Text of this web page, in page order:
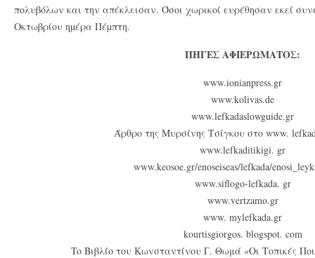
πολυβόλων και την απέκλεισαν. Όσοι χωρικοί ευρέθησαν εκεί
Oκτωβρίου ηµέρα Πέµπτη.
ΠΗΓΕΣ ΑΦΙΕΡΩΜΑΤΟΣ:
www.ionianpress.gr
www.kolivas.de
www.lefkadaslowguide.gr
Άρθρο της Μυρσίνης Τσίγκου στο www.
www.lefkaditikigi. gr
www.keosoe.gr/enoseiseas/lefkada/
www.siflogo-lefkada. gr
www.vertzamo.gr
www. mylefkada.gr
kourtisgiorgos. blogspot. com
To Βιβλίο του Κωνσταντίνου Γ. Θωμά «Οι Τοπικές